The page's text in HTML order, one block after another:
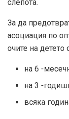
слепота.
За да
асоциация по
очите на детето
на 6 -
на 3 -
всяка